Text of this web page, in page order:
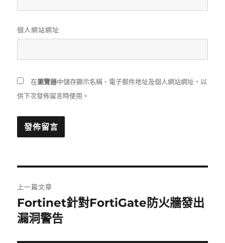
個人網站網址
在瀏覽器中儲存顯示名稱、電子郵件地址及個人網站網址，以
供下次發佈留言時使用。
章
導
上一篇文章
上
一
Fortinet針對FortiGate防火牆發出
漏洞警告